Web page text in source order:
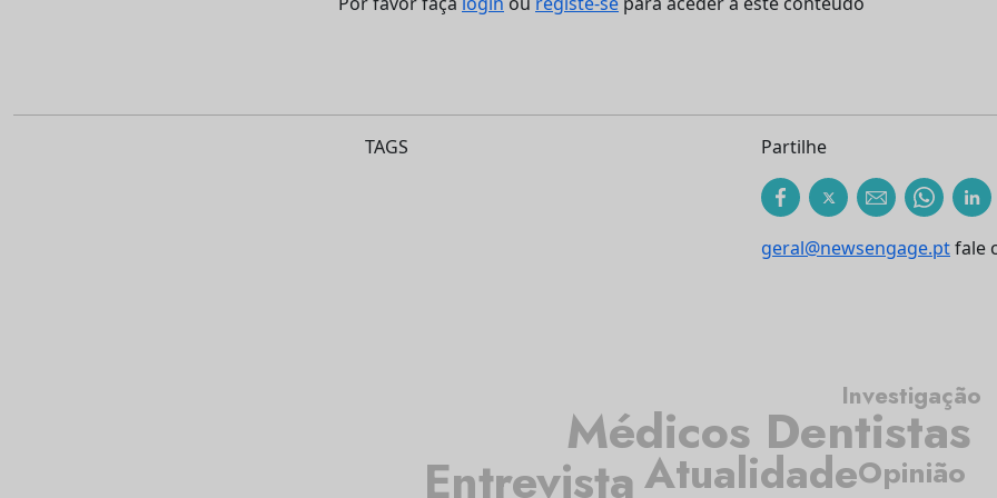
TAGS Partilhe
geral@newsengage.ptfale
Atualidade
Médicos Dentistas
Entrevista Opinião
Investigação